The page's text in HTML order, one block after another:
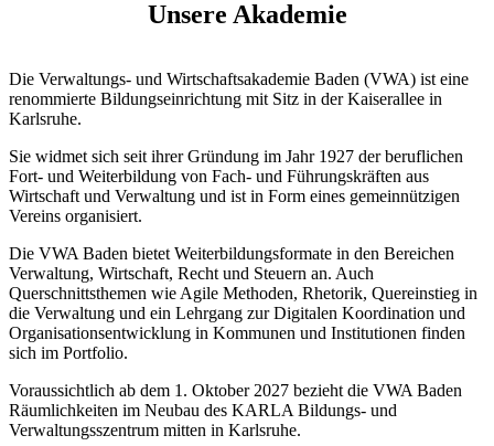
Unsere Akademie
Die Verwaltungs- und Wirtschaftsakademie Baden (VWA) ist eine
renommierte Bildungseinrichtung mit Sitz in der Kaiserallee in
Karlsruhe.
Sie widmet sich seit ihrer Gründung im Jahr 1927 der beruflichen
Fort- und Weiterbildung von Fach- und Führungskräften aus
Wirtschaft und Verwaltung und ist in Form eines gemeinnützigen
Vereins organisiert.
Die VWA Baden bietet Weiterbildungsformate in den Bereichen
Verwaltung, Wirtschaft, Recht und Steuern an. Auch
Querschnittsthemen wie Agile Methoden, Rhetorik, Quereinstieg in
die Verwaltung und ein Lehrgang zur Digitalen Koordination und
Organisationsentwicklung in Kommunen und Institutionen finden
sich im Portfolio.
Voraussichtlich ab dem 1. Oktober 2027 bezieht die VWA Baden
Räumlichkeiten im Neubau des KARLA Bildungs- und
Verwaltungsszentrum mitten in Karlsruhe.